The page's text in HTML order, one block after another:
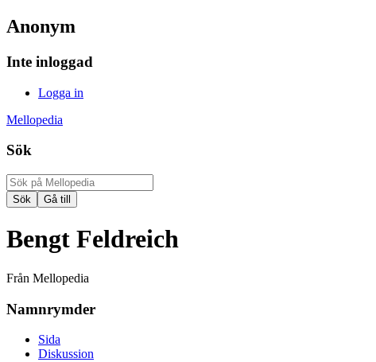
Anonym
Inte inloggad
Logga in
Mellopedia
Sök
Bengt Feldreich
Från Mellopedia
Namnrymder
Sida
Diskussion